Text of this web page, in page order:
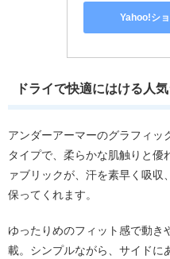
Yahoo!シ
ドライで快適にはける人
アンダーアーマーのグラフィッ
タイプで、柔らかな肌触りと優
ァブリックが、汗を素早く吸
保ってくれます。
ゆったりめのフィット感で動き
載。シンプルながら、サイドに